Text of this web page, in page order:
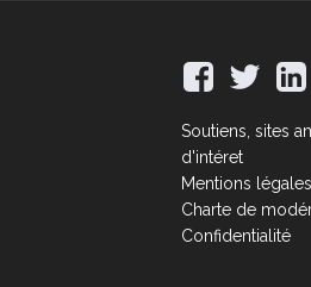
Soutiens, sites
d'intéret
Mentions légales
Charte de
Confidentialité